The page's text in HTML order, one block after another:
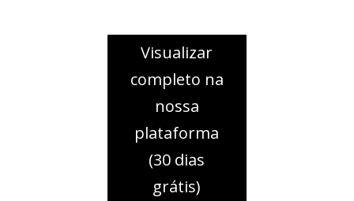
Visualizar
completo na
nossa
plataforma
(30 dias
grátis)